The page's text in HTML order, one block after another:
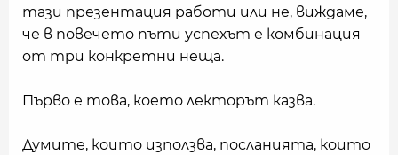
тази презентация работи или не, виждаме,
че в повечето пъти успехът е комбинация
от три конкретни неща.
Първо е това, което лекторът казва.
Думите, които използва, посланията, които